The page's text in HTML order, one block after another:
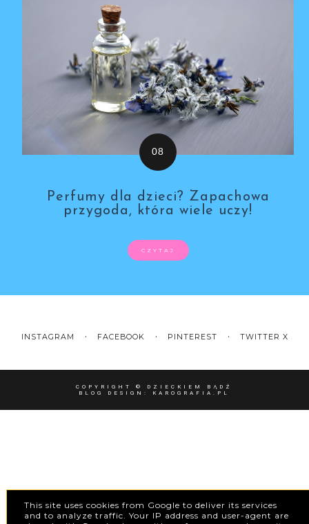
Perfumy dla dzieci? Zapachowa
przygoda, która wiele uczy!
CZYTAJ
INSTAGRAM FACEBOOK PINTEREST TWITTER X
COPYRIGHT © DZIECKIEM BĄDŹ
BLOG DESIGN: KAROGRAFIA.PL
This site uses cookies from Google to deliver its services
and to analyze traffic. Your IP address and user-agent are